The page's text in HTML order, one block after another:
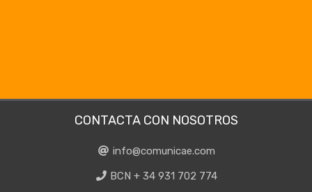
CONTACTA CON NOSOTROS
info@comunicae.com
BCN + 34 931 702 774